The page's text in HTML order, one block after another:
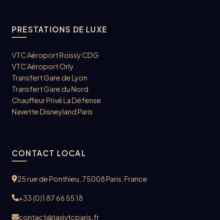
PRESTATIONS DE LUXE
VTC Aéroport Roissy CDG
VTC Aéroport Orly
Transfert Gare de Lyon
Transfert Gare du Nord
Chauffeur Privé La Défense
Navette Disneyland Paris
CONTACT LOCAL
25 rue de Ponthieu, 75008 Paris, France
+33 (0)1 87 66 55 18
contact@taxivtcparis.fr